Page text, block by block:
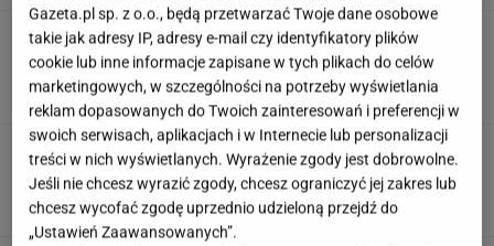
Urzędnicy pukają do domów. Chcą paragonów
MATERIAŁ PROMOCYJNY
Muzułmanin i narodowiec. Kim jest raper,
który wystąpił przed Nawrockim?
Gazeta.pl sp. z o.o., będą przetwarzać Twoje dane osobowe
takie jak adresy IP, adresy e-mail czy identyfikatory plików
cookie lub inne informacje zapisane w tych plikach do celów
marketingowych, w szczególności na potrzeby wyświetlania
reklam dopasowanych do Twoich zainteresowań i preferencji w
swoich serwisach, aplikacjach i w Internecie lub personalizacji
treści w nich wyświetlanych. Wyrażenie zgody jest dobrowolne.
Jeśli nie chcesz wyrazić zgody, chcesz ograniczyć jej zakres lub
chcesz wycofać zgodę uprzednio udzieloną przejdź do
„Ustawień Zaawansowanych”.